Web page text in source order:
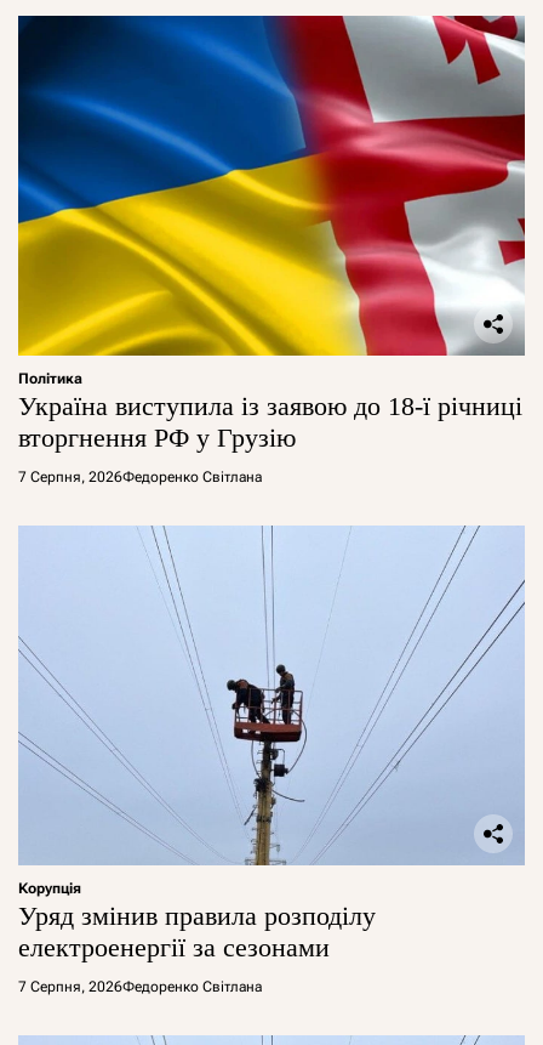
Політика
Україна виступила із заявою до 18-ї річниці
вторгнення РФ у Грузію
7 Серпня, 2026Федоренко Світлана
Корупція
Уряд змінив правила розподілу
електроенергії за сезонами
7 Серпня, 2026Федоренко Світлана